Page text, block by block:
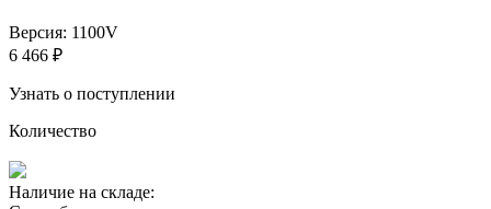
Версия: 1100V
6 466 ₽
Узнать о поступлении
Количество
Наличие на складе: